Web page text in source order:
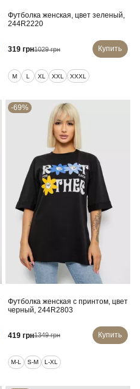
Футболка женская, цвет зеленый,
244R2220
319 грн1029 грн Купить
M L XL XXL XXXL
-69%
Футболка женская с принтом, цвет
черный, 244R2803
419 грн1349 грн Купить
M-L S-M L-XL